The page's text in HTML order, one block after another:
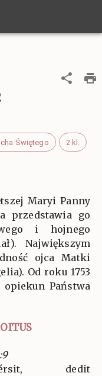
Świętego 2 kl.
Maryi Panny
przedstawia go
i hojnego
Największym
ojca Matki
Od roku 1753
Państwa
dedit